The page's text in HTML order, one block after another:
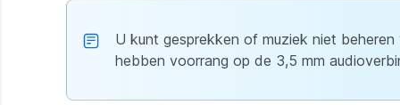
U kunt gesprekken of muziek niet
hebben voorrang op de 3,5 mm